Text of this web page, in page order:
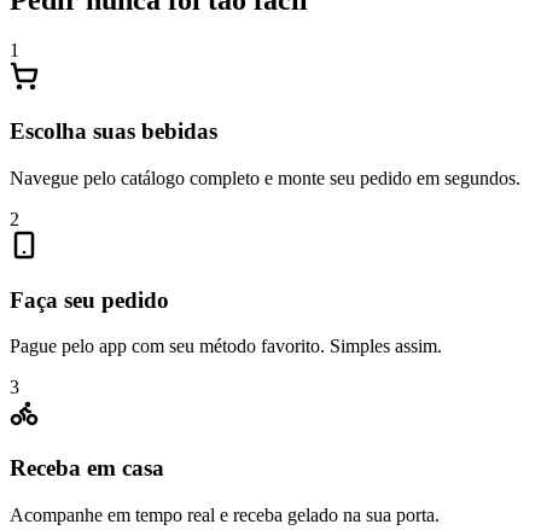
1
Escolha suas bebidas
Navegue pelo catálogo completo e monte seu pedido em segundos.
2
Faça seu pedido
Pague pelo app com seu método favorito. Simples assim.
3
Receba em casa
Acompanhe em tempo real e receba gelado na sua porta.